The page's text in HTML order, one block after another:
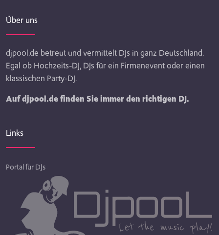
Über uns
djpool.de betreut und vermittelt DJs in ganz Deutschland.
Egal ob Hochzeits-DJ, DJs für ein Firmenevent oder einen
klassischen Party-DJ.
Auf djpool.de finden Sie immer den richtigen DJ.
Links
Portal für DJs